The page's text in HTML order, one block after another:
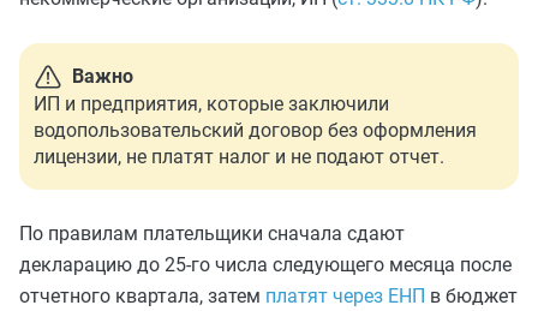
Важно
ИП и предприятия, которые заключили
водопользовательский договор без оформления
лицензии, не платят налог и не подают отчет.
По правилам плательщики сначала сдают
декларацию до 25-го числа следующего месяца после
отчетного квартала, затем платят через ЕНП в бюджет